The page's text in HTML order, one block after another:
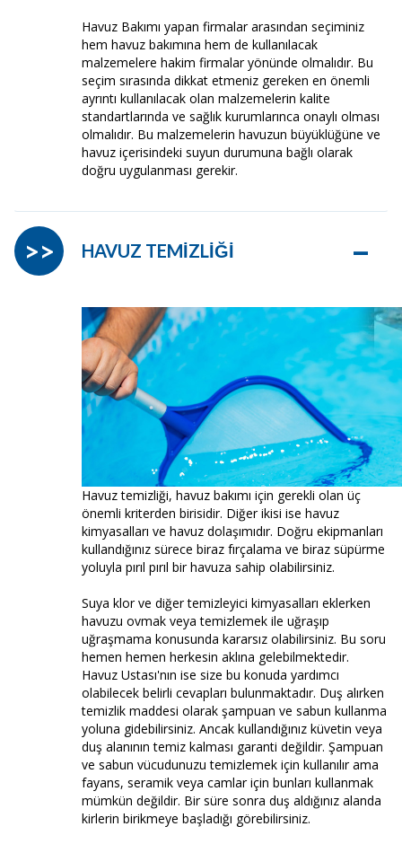
Havuz Bakımı yapan firmalar arasından seçiminiz
hem havuz bakımına hem de kullanılacak
malzemelere hakim firmalar yönünde olmalıdır. Bu
seçim sırasında dikkat etmeniz gereken en önemli
ayrıntı kullanılacak olan malzemelerin kalite
standartlarında ve sağlık kurumlarınca onaylı olması
olmalıdır. Bu malzemelerin havuzun büyüklüğüne ve
havuz içerisindeki suyun durumuna bağlı olarak
doğru uygulanması gerekir.
HAVUZ TEMİZLİĞİ –
>>
Havuz temizliği, havuz bakımı için gerekli olan üç
önemli kriterden birisidir. Diğer ikisi ise havuz
kimyasalları ve havuz dolaşımıdır. Doğru ekipmanları
kullandığınız sürece biraz fırçalama ve biraz süpürme
yoluyla pırıl pırıl bir havuza sahip olabilirsiniz.
Suya klor ve diğer temizleyici kimyasalları eklerken
havuzu ovmak veya temizlemek ile uğraşıp
uğraşmama konusunda kararsız olabilirsiniz. Bu soru
hemen hemen herkesin aklına gelebilmektedir.
Havuz Ustası'nın ise size bu konuda yardımcı
olabilecek belirli cevapları bulunmaktadır. Duş alırken
temizlik maddesi olarak şampuan ve sabun kullanma
yoluna gidebilirsiniz. Ancak kullandığınız küvetin veya
duş alanının temiz kalması garanti değildir. Şampuan
ve sabun vücudunuzu temizlemek için kullanılır ama
fayans, seramik veya camlar için bunları kullanmak
mümkün değildir. Bir süre sonra duş aldığınız alanda
kirlerin birikmeye başladığı görebilirsiniz.